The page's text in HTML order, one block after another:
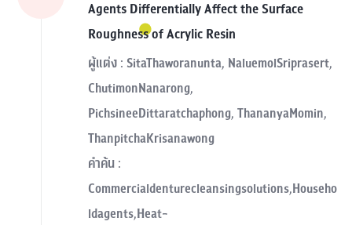
Agents Differentially Affect the Surface
Roughness of Acrylic Resin
ผู้แต่ง : SitaThaworanunta, NaluemolSriprasert,
ChutimonNanarong,
PichsineeDittaratchaphong, ThananyaMomin,
ThanpitchaKrisanawong
คำค้น :
Commercialdenturecleansingsolutions,Househo
ldagents,Heat-